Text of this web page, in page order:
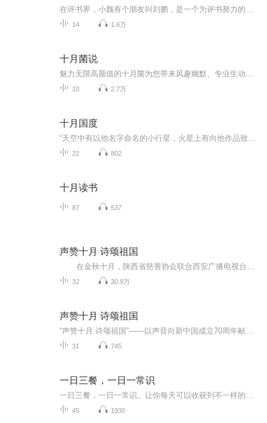
14 1.6万
十月菌说
10 2.7万
十月国度
22 802
十月读书
87 537
声赞十月 诗颂祖国
32 30.9万
声赞十月 诗颂祖国
31 745
一日三餐，一日一常识
45 1930